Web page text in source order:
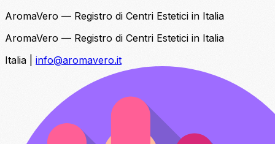
AromaVero — Registro di Centri Estetici in Italia
AromaVero — Registro di Centri Estetici in Italia
Italia
info@aromavero.it